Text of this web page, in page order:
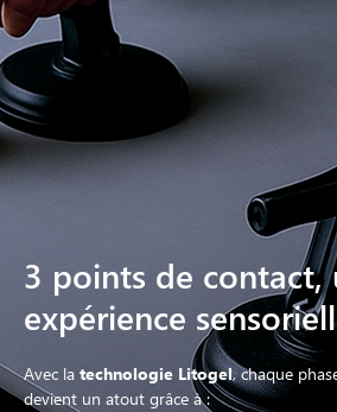
3 points de contact,
expérience
Avec la technologie Litogel, chaque
devient un atout grâce à :